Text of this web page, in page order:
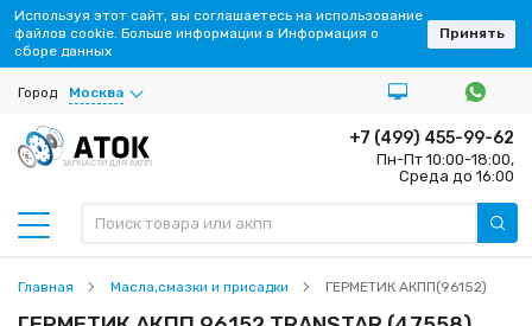
Город Москва
ЗАПЧАСТИ ДЛЯ АКПП
+7 (499) 455-99-62
Пн-Пт 10:00-18:00,
Среда до 16:00
Главная Масла,смазки и присадки ГЕРМЕТИК АКПП(96152)
Используя этот сайт, вы соглашаетесь на использование
файлов cookie. Больше информации в Информация о
сборе данных
Принять